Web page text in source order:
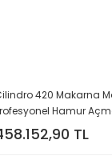
420 Makarna
Hamur
Makinesi
TL